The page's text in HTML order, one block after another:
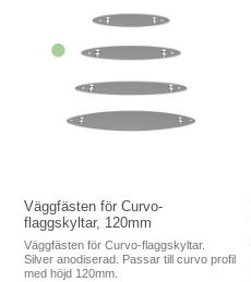
Väggfästen för Curvo-
flaggskyltar, 120mm
Väggfästen för Curvo-flaggskyltar.
Silver anodiserad. Passar till curvo profil
med höjd 120mm.